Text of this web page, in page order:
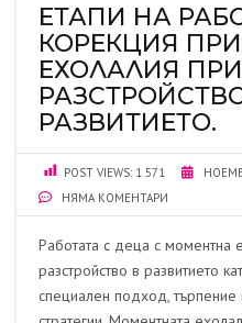
ЕТАПИ НА
КОРЕКЦИЯ
ЕХОЛАЛИЯ
РАЗВИТИЕТО.
POST VIEWS: 1 571
НЯМА КОМЕНТАРИ
Работата с деца с моментна
разстройство в развитието
специален подход,